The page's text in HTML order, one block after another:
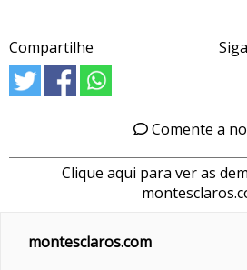
Compartilhe
Comente a
Clique aqui para ver as
montesclaros.com